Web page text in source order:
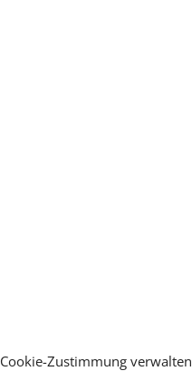
Cookie-Zustimmung verwalten